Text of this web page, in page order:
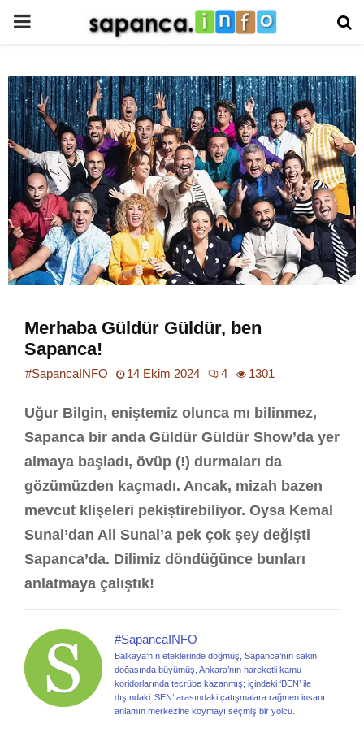
PRIMARY
Merhaba Güldür Güldür, ben
Sapanca!
#SapancaINFO 14 Ekim 2024 4 1301
Uğur Bilgin, eniştemiz olunca mı bilinmez,
Sapanca bir anda Güldür Güldür Show’da yer
almaya başladı, övüp (!) durmaları da
gözümüzden kaçmadı. Ancak, mizah bazen
mevcut klişeleri pekiştirebiliyor. Oysa Kemal
Sunal’dan Ali Sunal’a pek çok şey değişti
Sapanca’da. Dilimiz döndüğünce bunları
anlatmaya çalıştık!
#SapancaINFO
Balkaya’nın eteklerinde doğmuş, Sapanca’nın sakin
doğasında büyümüş, Ankara’nın hareketli kamu
koridorlarında tecrübe kazanmış; içindeki ‘BEN’ ile
dışındaki ‘SEN’ arasındaki çatışmalara rağmen insanı
anlamın merkezine koymayı seçmiş bir yolcu.